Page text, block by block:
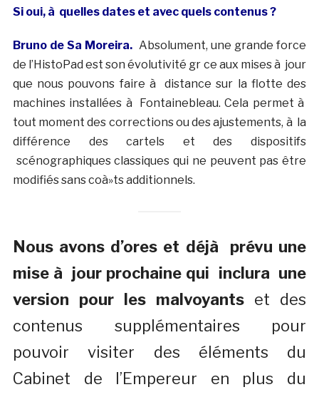
Si oui, à quelles dates et avec quels contenus ?
Bruno de Sa Moreira. Absolument, une grande force
de l’HistoPad est son évolutivité gr ce aux mises à jour
que nous pouvons faire à distance sur la flotte des
machines installées à Fontainebleau. Cela permet à
tout moment des corrections ou des ajustements, à la
différence des cartels et des dispositifs
scénographiques classiques qui ne peuvent pas être
modifiés sans coà»ts additionnels.
Nous avons d’ores et déjà prévu une
mise à jour prochaine qui inclura une
version pour les malvoyants et des
contenus supplémentaires pour
pouvoir visiter des éléments du
Cabinet de l’Empereur en plus du